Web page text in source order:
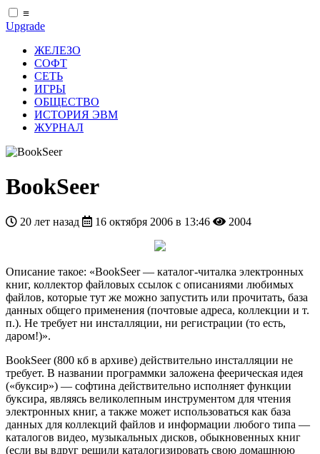
≡
Upgrade
ЖЕЛЕЗО
СОФТ
СЕТЬ
ИГРЫ
ОБЩЕСТВО
ИСТОРИЯ ЭВМ
ЖУРНАЛ
BookSeer
20 лет назад 16 октября 2006 в 13:46 2004
Описание такое: «BookSeer — каталог-читалка электронных
книг, коллектор файловых ссылок с описаниями любимых
файлов, которые тут же можно запустить или прочитать, база
данных общего применения (почтовые адреса, коллекции и т.
п.). Не требует ни инсталляции, ни регистрации (то есть,
даром!)».
BookSeer (800 кб в архиве) действительно инсталляции не
требует. В названии программки заложена феерическая идея
(«буксир») — софтина действительно исполняет функции
буксира, являясь великолепным инструментом для чтения
электронных книг, а также может использоваться как база
данных для коллекций файлов и информации любого типа —
каталогов видео, музыкальных дисков, обыкновенных книг
(если вы вдруг решили каталогизировать свою домашнюю